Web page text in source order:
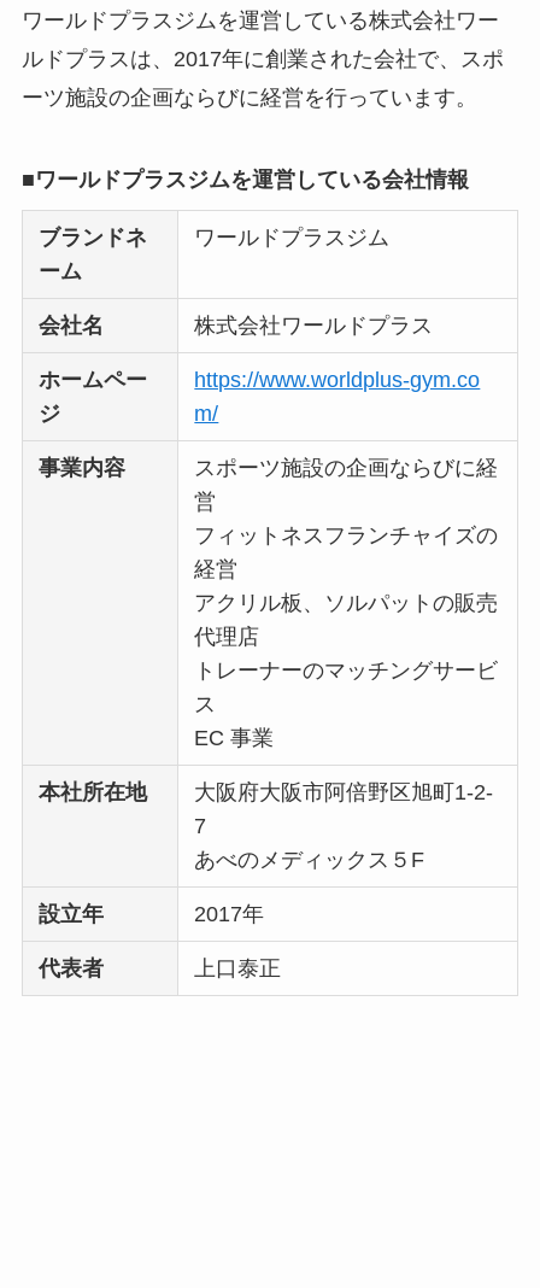
【怪しい？】TikTok
Liteの口コミ・評判は
実際どう？
ョンは怪しい？口コ
ミ・評価が正直ヤバ
【怪しい？】株式会
社TAPPの口コミ・評
判 は実際どう？
Temuは怪しい？口コ
ミ・評判が正直ヤバ
ワールドプラスジムを運営している株式会社ワー
ルドプラスは、2017年に創業された会社で、スポ
ーツ施設の企画ならびに経営を行っています。
■ワールドプラスジムを運営している会社情報
ブランドネ
ーム
ワールドプラスジム
会社名 株式会社ワールドプラス
ホームペー
ジ
https://www.worldplus-gym.co
m/
事業内容
スポーツ施設の企画ならびに経
営
フィットネスフランチャイズの
経営
アクリル板、ソルパットの販売
代理店
トレーナーのマッチングサービ
ス
EC 事業
本社所在地
大阪府大阪市阿倍野区旭町1-2-
7
あべのメディックス５F
設立年 2017年
代表者 上口泰正